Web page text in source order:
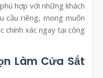
hợp với những khách
cầu riêng, mong muốn
chính xác ngay tại công
Làm Cửa Sắt